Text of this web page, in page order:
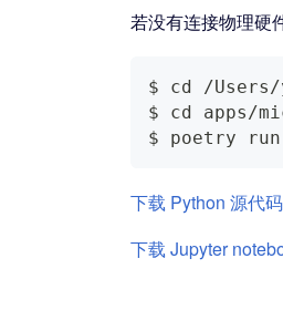
若没有连接物理硬
$ cd /Users/
$ cd apps/
$ poetry
下载 Python 源代
下载 Jupyter